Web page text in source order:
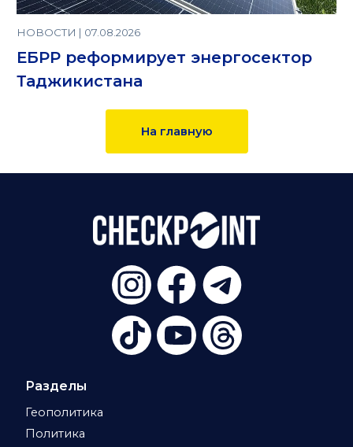
НОВОСТИ | 07.08.2026
ЕБРР реформирует энергосектор
Таджикистана
На главную
Разделы
Геополитика
Политика